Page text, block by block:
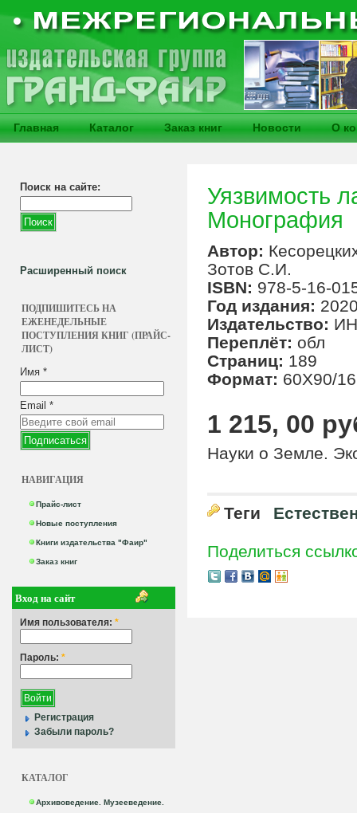
Главная Каталог Заказ книг Новости О
Поиск на сайте:
Расширенный поиск
ПОДПИШИТЕСЬ НА
ЕЖЕНЕДЕЛЬНЫЕ
ПОСТУПЛЕНИЯ КНИГ (ПРАЙС-
ЛИСТ)
Имя *
Email *
НАВИГАЦИЯ
Прайс-лист
Новые поступления
Книги издательства "Фаир"
Заказ книг
Вход на сайт
Имя пользователя: *
Пароль: *
Регистрация
Забыли пароль?
КАТАЛОГ
Архивоведение. Музееведение.
Уязвимость
Монография
Автор:
Зотов С.И.
ISBN: 978-5-16-
Год издания:
Издательство:
Переплёт: обл
Страниц: 189
Формат: 60X90/16
1 215, 00
Науки о Земле.
Теги
Поделиться